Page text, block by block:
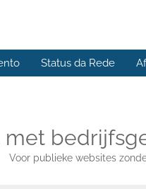
Status da Rede
met
Voor publieke websites